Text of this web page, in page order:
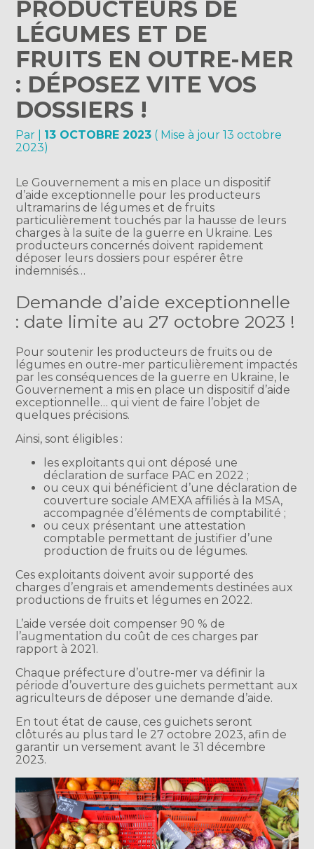
PRODUCTEURS DE
LÉGUMES ET DE
FRUITS EN OUTRE-MER
: DÉPOSEZ VITE VOS
DOSSIERS !
Par 13 OCTOBRE 2023 ( Mise à jour 13 octobre
2023)
Le Gouvernement a mis en place un dispositif
d’aide exceptionnelle pour les producteurs
ultramarins de légumes et de fruits
particulièrement touchés par la hausse de leurs
charges à la suite de la guerre en Ukraine. Les
producteurs concernés doivent rapidement
déposer leurs dossiers pour espérer être
indemnisés…
Demande d’aide exceptionnelle
: date limite au 27 octobre 2023 !
Pour soutenir les producteurs de fruits ou de
légumes en outre-mer particulièrement impactés
par les conséquences de la guerre en Ukraine, le
Gouvernement a mis en place un dispositif d’aide
exceptionnelle… qui vient de faire l’objet de
quelques précisions.
Ainsi, sont éligibles :
les exploitants qui ont déposé une
déclaration de surface PAC en 2022 ;
ou ceux qui bénéficient d’une déclaration de
couverture sociale AMEXA affiliés à la MSA,
accompagnée d’éléments de comptabilité ;
ou ceux présentant une attestation
comptable permettant de justifier d’une
production de fruits ou de légumes.
Ces exploitants doivent avoir supporté des
charges d’engrais et amendements destinées aux
productions de fruits et légumes en 2022.
L’aide versée doit compenser 90 % de
l’augmentation du coût de ces charges par
rapport à 2021.
Chaque préfecture d’outre-mer va définir la
période d’ouverture des guichets permettant aux
agriculteurs de déposer une demande d’aide.
En tout état de cause, ces guichets seront
clôturés au plus tard le 27 octobre 2023, afin de
garantir un versement avant le 31 décembre
2023.